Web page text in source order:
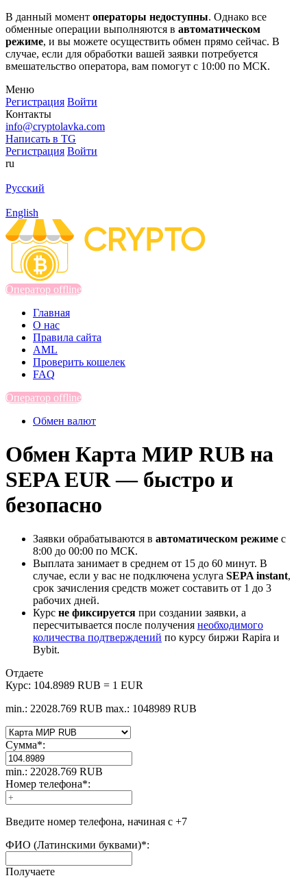
В данный момент операторы недоступны. Однако все
обменные операции выполняются в автоматическом
режиме, и вы можете осуществить обмен прямо сейчас. В
случае, если для обработки вашей заявки потребуется
вмешательство оператора, вам помогут с 10:00 по МСК.
Меню
Регистрация Войти
Контакты
info@cryptolavka.com
Написать в TG
Регистрация Войти
ru
Русский
English
Оператор offline
Главная
О нас
Правила сайта
AML
Проверить кошелек
FAQ
Оператор offline
Обмен валют
Обмен Карта МИР RUB на
SEPA EUR — быстро и
безопасно
Заявки обрабатываются в автоматическом режиме с
8:00 до 00:00 по МСК.
Выплата занимает в среднем от 15 до 60 минут. В
случае, если у вас не подключена услуга SEPA instant,
срок зачисления средств может составить от 1 до 3
рабочих дней.
Курс не фиксируется при создании заявки, а
пересчитывается после получения необходимого
количества подтверждений по курсу биржи Rapira и
Bybit.
Отдаете
Курс: 104.8989 RUB = 1 EUR
min.: 22028.769 RUB max.: 1048989 RUB
Сумма*:
min.: 22028.769 RUB
Номер телефона*:
Введите номер телефона, начиная с +7
ФИО (Латинскими буквами)*:
Получаете